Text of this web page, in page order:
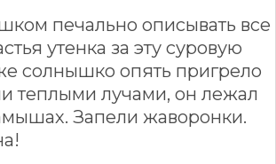
печально описывать все
утенка за эту суровую
солнышко опять пригрело
теплыми лучами, он лежал
Запели жаворонки.